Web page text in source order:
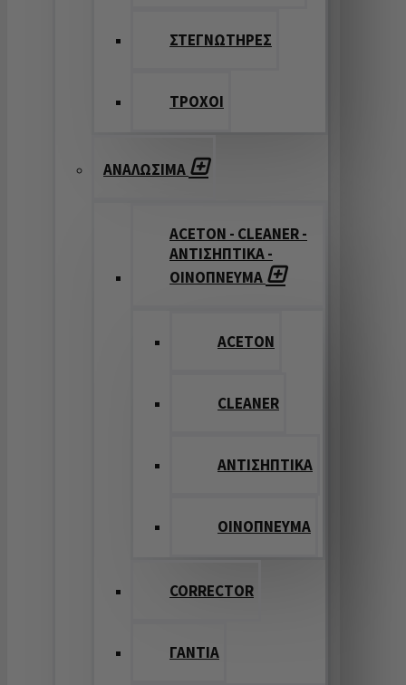
ΣΤΕΓΝΩΤΗΡΕΣ
ΤΡΟΧΟΙ
ΑΝΑΛΩΣΙΜΑ
ACETON - CLEANER -
ΑΝΤΙΣΗΠΤΙΚΑ -
ΟΙΝΟΠΝΕΥΜΑ
ACETON
CLEANER
ΑΝΤΙΣΗΠΤΙΚΑ
ΟΙΝΟΠΝΕΥΜΑ
CORRECTOR
ΓΑΝΤΙΑ